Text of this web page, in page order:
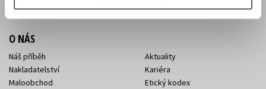
Sídlo společnosti
O NÁS
Náš příběh
Nakladatelství
Maloobchod
Aktuality
Kariéra
Etický kodex